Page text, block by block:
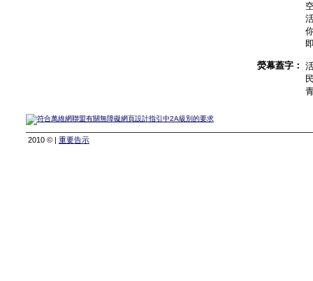
熒幕蓋字：
2010 © | 重要告示